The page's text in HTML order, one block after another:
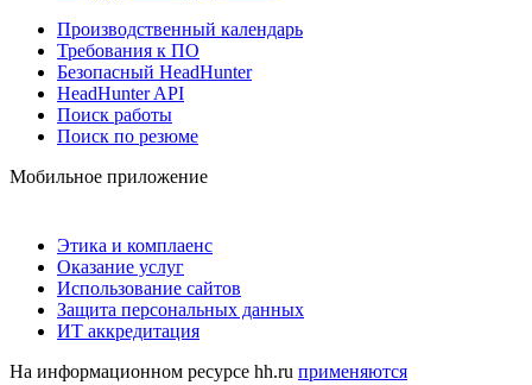
Производственный календарь
Требования к ПО
Безопасный HeadHunter
HeadHunter API
Поиск работы
Поиск по резюме
Мобильное приложение
Этика и комплаенс
Оказание услуг
Использование сайтов
Защита персональных данных
ИТ аккредитация
На информационном ресурсе hh.ru применяются